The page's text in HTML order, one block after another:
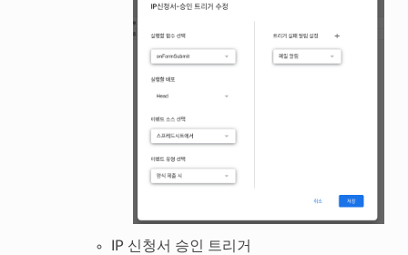
IP 신청서 승인 트리거